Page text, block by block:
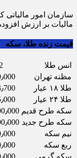
سازمان امور
مالیات بر ارزش افزوده قطعی
قیمت زنده طلا، سکه
انس طلا
مظنه تهران
طلا ۱۸ عیار
طلا ۲۴ عیار
سکه طرح قدیم
سکه طرح جدید
نیم سکه
ربع سکه